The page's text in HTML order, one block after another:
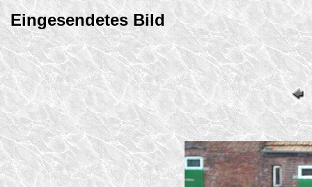
Eingesendetes Bild